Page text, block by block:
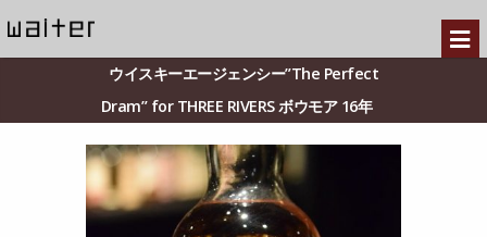
ウイスキーエージェンシー”The Perfect
Dram” for THREE RIVERS ボウモア 16年